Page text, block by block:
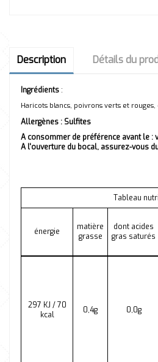
Description Détails du
Ingrédients :
Haricots blancs, poivrons verts et
Allergènes : Sulfites
A consommer de préférence avant le
A l'ouverture du bocal, assurez-vous
Tableau
énergie
matière
grasse
dont acides
gras saturés
297 KJ / 70
kcal
0,4g 0,0g